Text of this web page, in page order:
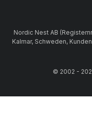
Nordic Nest AB
Kalmar, Schweden,
© 2002 -